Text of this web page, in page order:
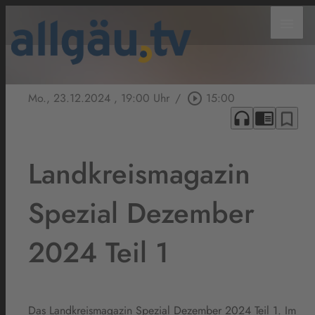
Mo., 23.12.2024 , 19:00 Uhr / play_circle_outline 15:00
headphones chrome_reader_mode bookmark_border
Landkreismagazin
Spezial Dezember
2024 Teil 1
Das Landkreismagazin Spezial Dezember 2024 Teil 1. Im